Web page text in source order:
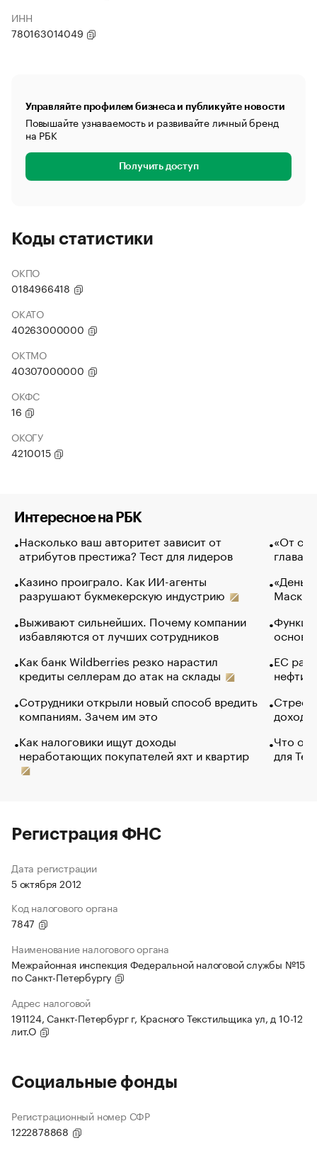
ИНН
780163014049
Управляйте профилем бизнеса и публикуйте новости
Повышайте узнаваемость и развивайте личный бренд
на РБК
Получить доступ
Коды статистики
ОКПО
0184966418
ОКАТО
40263000000
ОКТМО
40307000000
ОКФС
16
ОКОГУ
4210015
Интересное на РБК
Насколько ваш авторитет зависит от
атрибутов престижа? Тест для лидеров
Казино проиграло. Как ИИ-агенты
разрушают букмекерскую индустрию
Выживают сильнейших. Почему компании
избавляются от лучших сотрудников
Как банк Wildberries резко нарастил
кредиты селлерам до атак на склады
Сотрудники открыли новый способ вредить
компаниям. Зачем им это
Как налоговики ищут доходы
неработающих покупателей яхт и квартир
«От
глава
Маск в
основ
ЕС
нефти
Что
для
Регистрация ФНС
Дата регистрации
5 октября 2012
Код налогового органа
7847
Наименование налогового органа
Межрайонная инспекция Федеральной налоговой службы №15
по Санкт-Петербургу
Адрес налоговой
191124, Санкт-Петербург г, Красного Текстильщика ул, д 10-12
лит.О
Социальные фонды
Регистрационный номер СФР
1222878868